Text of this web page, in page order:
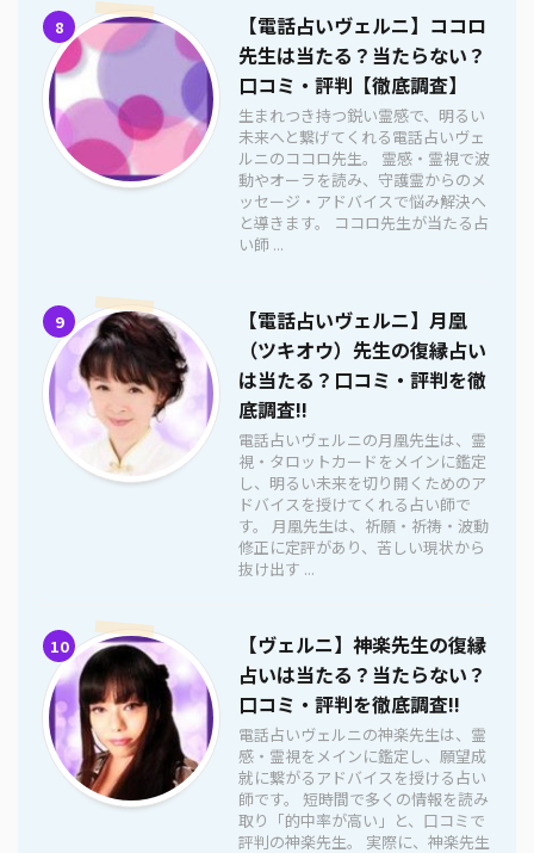
8
【電話占いヴェルニ】ココロ
先生は当たる？当たらない？
口コミ・評判【徹底調査】
生まれつき持つ鋭い霊感で、明るい
未来へと繋げてくれる電話占いヴェ
ルニのココロ先生。 霊感・霊視で波
動やオーラを読み、守護霊からのメ
ッセージ・アドバイスで悩み解決へ
と導きます。 ココロ先生が当たる占
い師 ...
9
【電話占いヴェルニ】月凰
（ツキオウ）先生の復縁占い
は当たる？口コミ・評判を徹
底調査!!
電話占いヴェルニの月凰先生は、霊
視・タロットカードをメインに鑑定
し、明るい未来を切り開くためのア
ドバイスを授けてくれる占い師で
す。 月凰先生は、祈願・祈祷・波動
修正に定評があり、苦しい現状から
抜け出す ...
10
【ヴェルニ】神楽先生の復縁
占いは当たる？当たらない？
口コミ・評判を徹底調査!!
電話占いヴェルニの神楽先生は、霊
感・霊視をメインに鑑定し、願望成
就に繋がるアドバイスを授ける占い
師です。 短時間で多くの情報を読み
取り「的中率が高い」と、口コミで
評判の神楽先生。 実際に、神楽先生